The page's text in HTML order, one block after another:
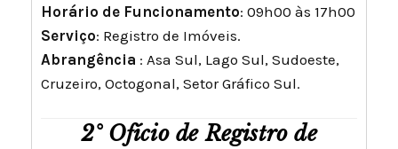
Horário de Funcionamento: 09h00 às 17h00
Serviço: Registro de Imóveis.
Abrangência : Asa Sul, Lago Sul, Sudoeste,
Cruzeiro, Octogonal, Setor Gráfico Sul.
2° Ofício de Registro de